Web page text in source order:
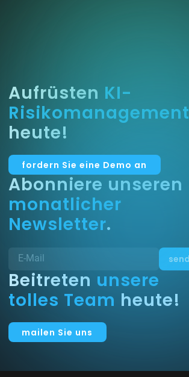
Aufrüsten KI-
Risikomanagement
heute!
fordern Sie eine Demo an
Abonniere unseren
monatlicher
Newsletter.
Beitreten unsere
tolles Team heute!
mailen Sie uns